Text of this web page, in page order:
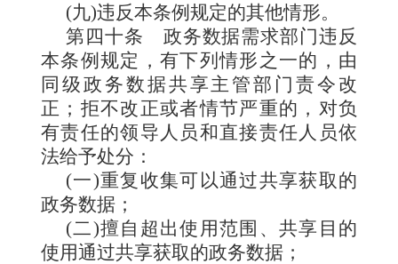
(九)违反本条例规定的其他情形。
第四十条 政务数据需求部门违反
本条例规定，有下列情形之一的，由
同级政务数据共享主管部门责令改
正；拒不改正或者情节严重的，对负
有责任的领导人员和直接责任人员依
法给予处分：
(一)重复收集可以通过共享获取的
政务数据；
(二)擅自超出使用范围、共享目的
使用通过共享获取的政务数据；